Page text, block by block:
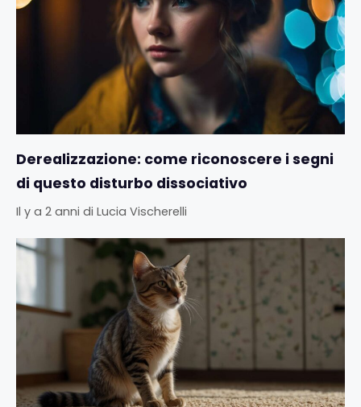
Derealizzazione: come riconoscere i segni
di questo disturbo dissociativo
Il y a 2 anni di Lucia Vischerelli